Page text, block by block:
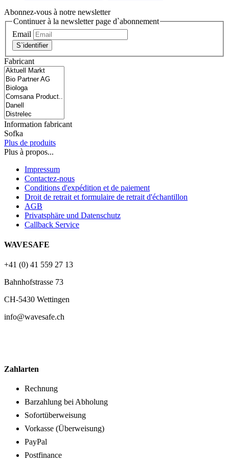
Abonnez-vous à notre newsletter
Continuer à la newsletter page d`abonnement
Email
S`identifier
Fabricant
Information fabricant
Sofka
Plus de produits
Plus à propos...
Impressum
Contactez-nous
Conditions d'expédition et de paiement
Droit de retrait et formulaire de retrait d'échantillon
AGB
Privatsphäre und Datenschutz
Callback Service
WAVESAFE
+41 (0) 41 559 27 13
Bahnhofstrasse 73
CH-5430 Wettingen
info@wavesafe.ch
Zahlarten
Rechnung
Barzahlung bei Abholung
Sofortüberweisung
Vorkasse (Überweisung)
PayPal
Postfinance